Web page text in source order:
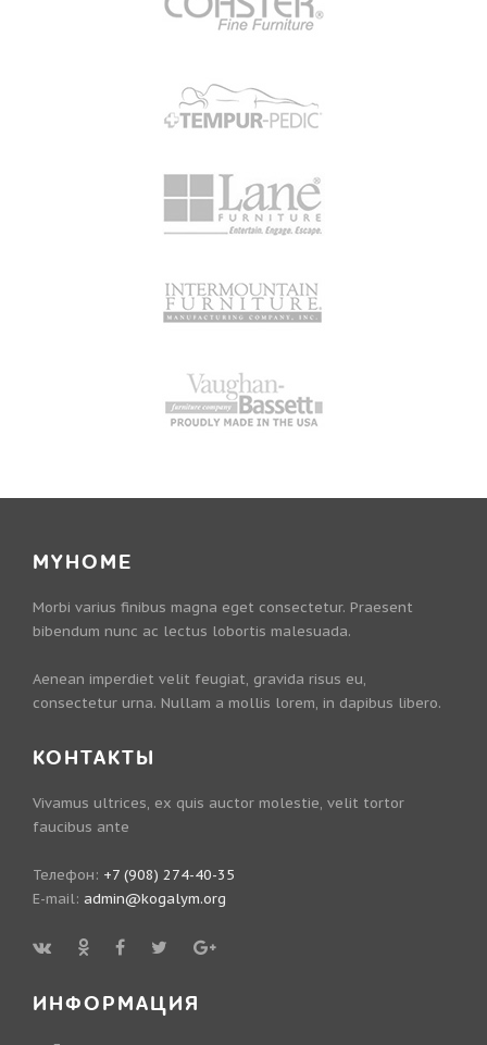
MYHOME
Morbi varius finibus magna eget consectetur. Praesent
bibendum nunc ac lectus lobortis malesuada.
Aenean imperdiet velit feugiat, gravida risus eu,
consectetur urna. Nullam a mollis lorem, in dapibus libero.
КОНТАКТЫ
Vivamus ultrices, ex quis auctor molestie, velit tortor
faucibus ante
Телефон: +7 (908) 274-40-35
E-mail: admin@kogalym.org
ИНФОРМАЦИЯ